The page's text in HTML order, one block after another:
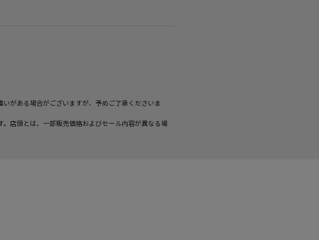
がある場合がございますが、予めご了承くださいま
。店頭とは、一部販売価格およびセール内容が異なる場